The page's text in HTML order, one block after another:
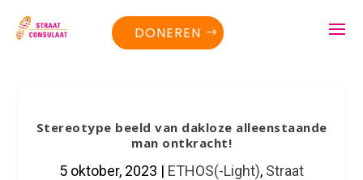
DONEREN
Stereotype beeld van dakloze alleenstaande
man ontkracht!
5 oktober, 2023 | ETHOS(-Light), Straat